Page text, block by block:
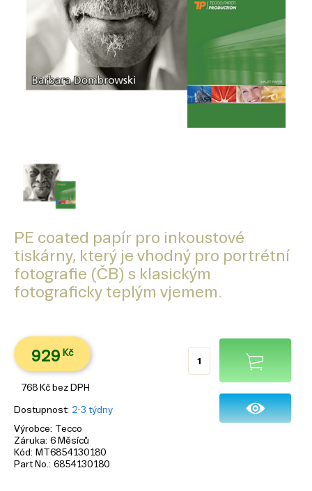
PE coated papír pro inkoustové
tiskárny, který je vhodný pro portrétní
fotografie (ČB) s klasickým
fotograficky teplým vjemem.
929 Kč
768 Kč bez DPH
Dostupnost 2-3 týdny
Výrobce Tecco
Záruka 6 Měsíců
Kód
MT6854130180
Part No. 6854130180